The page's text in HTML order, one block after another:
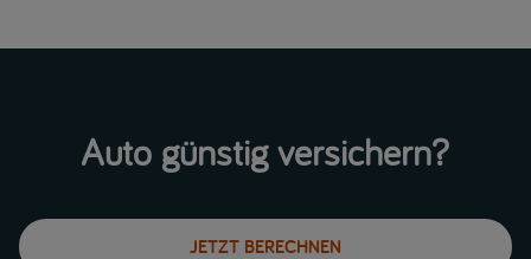
Auto günstig versichern?
JETZT BERECHNEN